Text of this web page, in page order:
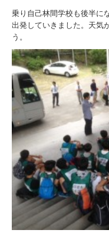
乗り自己林間学校も後半に
出発していきました。天気
う。